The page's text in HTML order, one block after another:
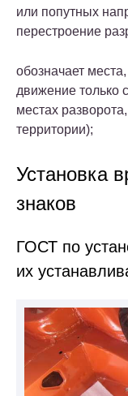
или попутных
перестроение
обозначает
движение только
местах
территории);
Установка
знаков
ГОСТ по
их